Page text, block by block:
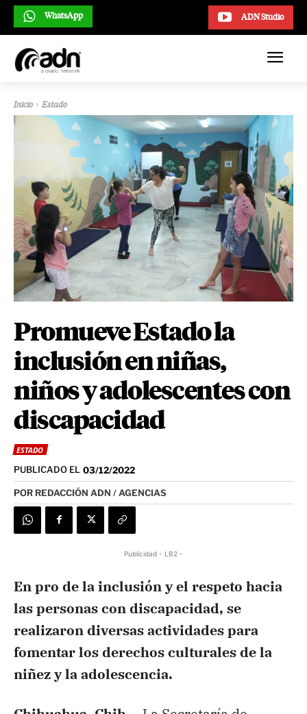
ADN Studio
WhatsApp
Inicio Estado
Promueve Estado la
inclusión en niñas,
niños y adolescentes con
discapacidad
ESTADO
PUBLICADO EL 03/12/2022
POR REDACCIÓN ADN / AGENCIAS
Publicidad - LB2 -
En pro de la inclusión y el respeto hacia
las personas con discapacidad, se
realizaron diversas actividades para
fomentar los derechos culturales de la
niñez y la adolescencia.